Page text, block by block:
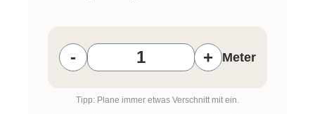
- + Meter
Tipp: Plane immer etwas Verschnitt mit ein.